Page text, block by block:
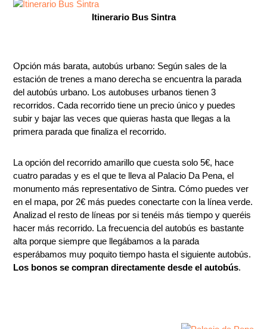
Itinerario Bus Sintra
Opción más barata, autobús urbano: Según sales de la
estación de trenes a mano derecha se encuentra la parada
del autobús urbano. Los autobuses urbanos tienen 3
recorridos. Cada recorrido tiene un precio único y puedes
subir y bajar las veces que quieras hasta que llegas a la
primera parada que finaliza el recorrido.
La opción del recorrido amarillo que cuesta solo 5€, hace
cuatro paradas y es el que te lleva al Palacio Da Pena, el
monumento más representativo de Sintra. Cómo puedes ver
en el mapa, por 2€ más puedes conectarte con la línea verde.
Analizad el resto de líneas por si tenéis más tiempo y queréis
hacer más recorrido. La frecuencia del autobús es bastante
alta porque siempre que llegábamos a la parada
esperábamos muy poquito tiempo hasta el siguiente autobús.
Los bonos se compran directamente desde el autobús.